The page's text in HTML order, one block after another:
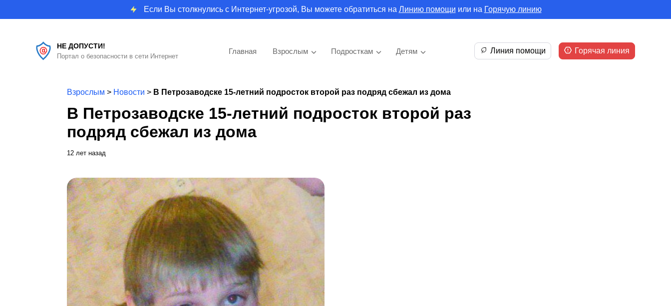
Если Вы столкнулись с Интернет-угрозой, Вы можете обратиться на Линию помощи или на Горячую линию
НЕ ДОПУСТИ!
Портал о безопасности в сети Интернет
Главная Взрослым Подросткам Детям Линия помощи Горячая линия
Взрослым > Новости > В Петрозаводске 15-летний подросток второй раз подряд сбежал из дома
В Петрозаводске 15-летний подросток второй раз
подряд сбежал из дома
12 лет назад